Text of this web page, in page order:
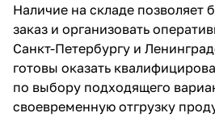
Наличие на складе позволяет
заказ и организовать
Санкт-Петербургу и
готовы оказать
по выбору подходящего
своевременную отгрузку